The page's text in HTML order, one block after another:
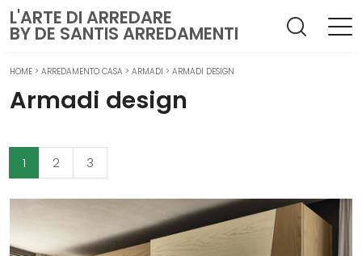
L'ARTE DI ARREDARE
BY DE SANTIS ARREDAMENTI
HOME > ARREDAMENTO CASA > ARMADI > ARMADI DESIGN
Armadi design
1 2 3